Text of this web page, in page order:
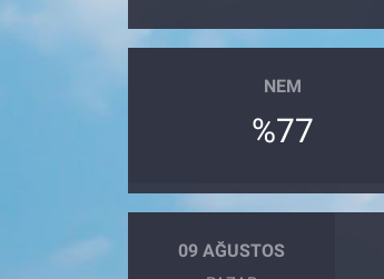
NEM
%77
09 AĞUSTOS